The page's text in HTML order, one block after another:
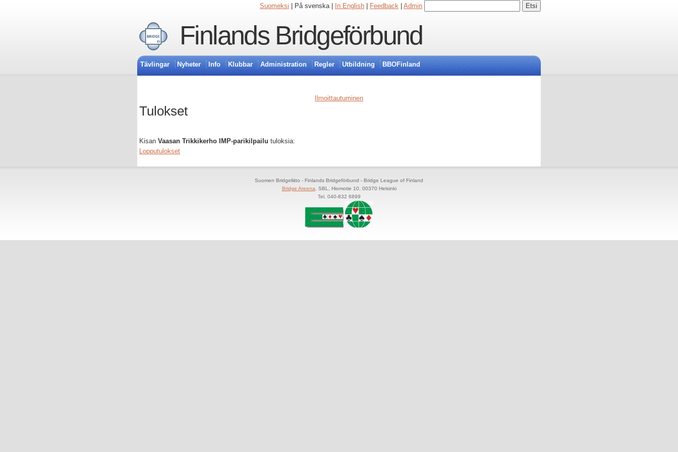
Suomeksi | På svenska | In English Feedback Admin
Finlands Bridgeförbund
Tävlingar Nyheter Info Klubbar Administration Regler Utbildning BBOFinland
Ilmoittautuminen
Tulokset
Kisan Vaasan Trikkikerho IMP-parikilpailu tuloksia:
Lopputulokset
Suomen Bridgeliitto - Finlands Bridgeförbund - Bridge League of Finland
Bridge Areena , SBL, Hiomotie 10, 00370 Helsinki
Tel. 040-832 6899